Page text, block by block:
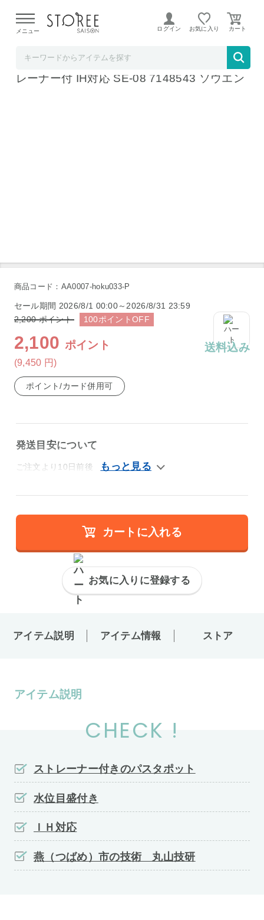
よる配送遅延が発生しております。
メニュー ログイン お気に入り
創燕 新潟燕三条 ミニパスタポット18cm スト
レーナー付 IH対応 SE-08 7148543 ソウエン
商品コード：AA0007-hoku033-P
セール期間 2026/8/1 00:00～2026/8/31 23:59
2,200ポイント 100ポイントOFF
2,100 ポイント
(9,450 円)
送料込み
ポイント/カード併用可
発送目安について
ご注文より10日前後
カートに入れる
お気に入りに登録する
アイテム説明 アイテム情報 ストア
アイテム説明
CHECK !
ストレーナー付きのパスタポット
水位目盛付き
ＩＨ対応
燕（つばめ）市の技術 丸山技研